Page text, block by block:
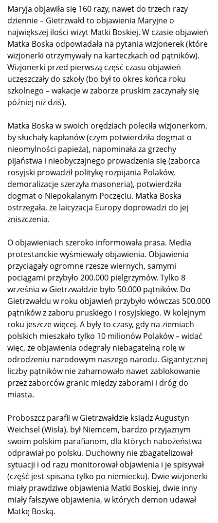
Maryja objawiła się 160 razy, nawet do trzech razy
dziennie – Gietrzwałd to objawienia Maryjne o
największej ilości wizyt Matki Boskiej. W czasie objawień
Matka Boska odpowiadała na pytania wizjonerek (które
wizjonerki otrzymywały na karteczkach od pątników).
Wizjonerki przed pierwszą część czasu objawień
uczęszczały do szkoły (bo był to okres końca roku
szkolnego – wakacje w zaborze pruskim zaczynały się
później niż dziś).
Matka Boska w swoich orędziach poleciła wizjonerkom,
by słuchały kapłanów (czym potwierdziła dogmat o
nieomylności papieża), napominała za grzechy
pijaństwa i nieobyczajnego prowadzenia się (zaborca
rosyjski prowadził politykę rozpijania Polaków,
demoralizacje szerzyła masoneria), potwierdziła
dogmat o Niepokalanym Poczęciu. Matka Boska
ostrzegała, że laicyzacja Europy doprowadzi do jej
zniszczenia.
O objawieniach szeroko informowała prasa. Media
protestanckie wyśmiewały objawienia. Objawienia
przyciągały ogromne rzesze wiernych, samymi
pociągami przybyło 200.000 pielgrzymów. Tylko 8
września w Gietrzwałdzie było 50.000 pątników. Do
Gietrzwałdu w roku objawień przybyło wówczas 500.000
pątników z zaboru pruskiego i rosyjskiego. W kolejnym
roku jeszcze więcej. A były to czasy, gdy na ziemiach
polskich mieszkało tylko 10 milionów Polaków – widać
więc, że objawienia odegrały niebagatelną rolę w
odrodzeniu narodowym naszego narodu. Gigantycznej
liczby pątników nie zahamowało nawet zablokowanie
przez zaborców granic między zaborami i dróg do
miasta.
Proboszcz parafii w Gietrzwałdzie ksiądz Augustyn
Weichsel (Wisła), był Niemcem, bardzo przyjaznym
swoim polskim parafianom, dla których nabożeństwa
odprawiał po polsku. Duchowny nie zbagatelizował
sytuacji i od razu monitorował objawienia i je spisywał
(część jest spisana tylko po niemiecku). Dwie wizjonerki
miały prawdziwe objawienia Matki Boskiej, dwie inny
miały fałszywe objawienia, w których demon udawał
Matkę Boską.